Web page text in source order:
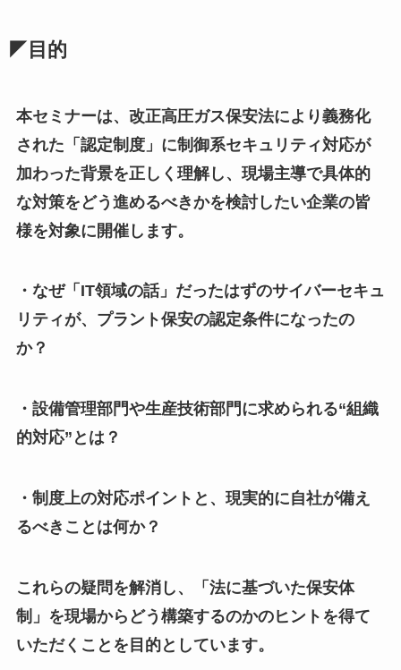
◤目的
本セミナーは、改正高圧ガス保安法により義務化
された「認定制度」に制御系セキュリティ対応が
加わった背景を正しく理解し、現場主導で具体的
な対策をどう進めるべきかを検討したい企業の皆
様を対象に開催します。
・なぜ「IT領域の話」だったはずのサイバーセキュ
リティが、プラント保安の認定条件になったの
か？
・設備管理部門や生産技術部門に求められる“組織
的対応”とは？
・制度上の対応ポイントと、現実的に自社が備え
るべきことは何か？
これらの疑問を解消し、「法に基づいた保安体
制」を現場からどう構築するのかのヒントを得て
いただくことを目的としています。